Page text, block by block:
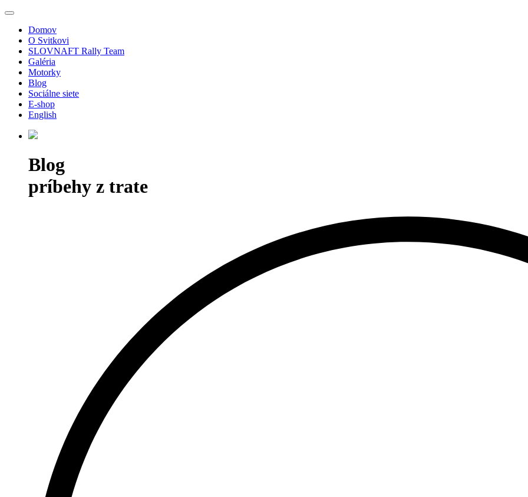
Domov
O Svitkovi
SLOVNAFT Rally Team
Galéria
Motorky
Blog
Sociálne siete
E-shop
English
Blog
príbehy z trate